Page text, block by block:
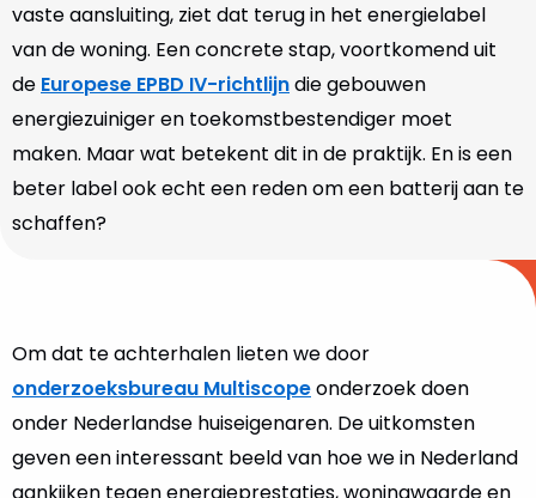
vaste aansluiting, ziet dat terug in het energielabel
van de woning. Een concrete stap, voortkomend uit
de Europese EPBD IV-richtlijndie gebouwen
energiezuiniger en toekomstbestendiger moet
maken. Maar wat betekent dit in de praktijk. En is een
beter label ook echt een reden om een batterij aan te
schaffen?
Om dat te achterhalen lieten we door
onderzoeksbureau Multiscopeonderzoek doen
onder Nederlandse huiseigenaren. De uitkomsten
geven een interessant beeld van hoe we in Nederland